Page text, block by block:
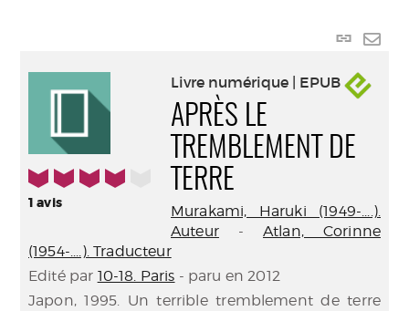
Lien
4/5
1avis
Livre numérique | EPUB
APRÈS LE
TREMBLEMENT DE
TERRE
Murakami, Haruki (1949-....).
Auteur- Atlan, Corinne
(1954-....). Traducteur
Edité par 10-18. Paris - paru en 2012
Japon, 1995. Un terrible tremblement de terre